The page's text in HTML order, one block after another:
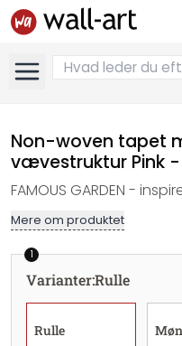
Non-woven tapet
vævestruktur Pink -
FAMOUS GARDEN -
Mere om produktet
1
Varianter:Rulle
Rulle